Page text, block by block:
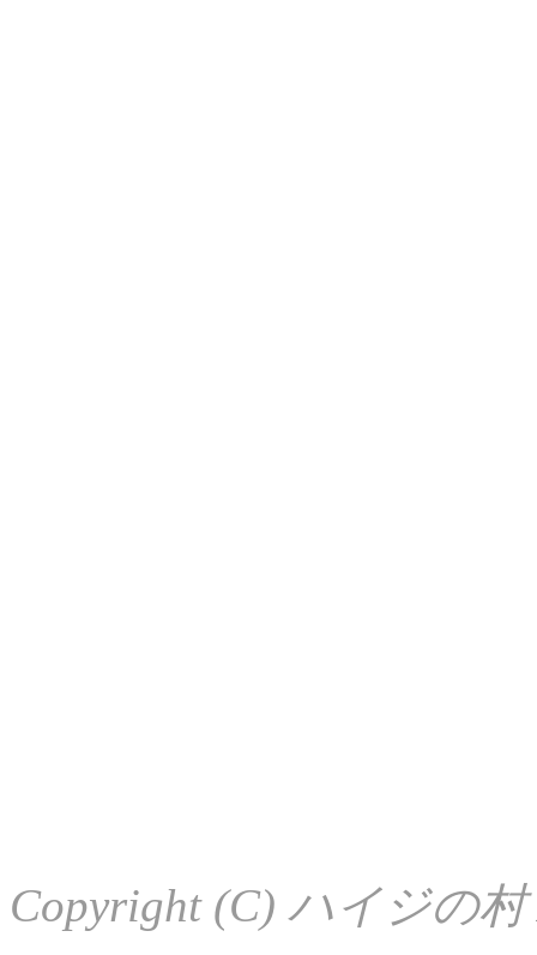
Copyright (C) ハイジの村